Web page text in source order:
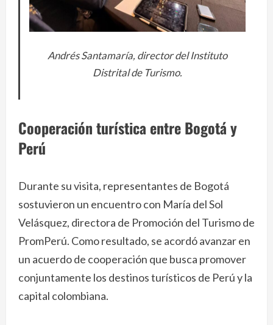
Andrés Santamaría, director del Instituto
Distrital de Turismo.
Cooperación turística entre Bogotá y
Perú
Durante su visita, representantes de Bogotá
sostuvieron un encuentro con María del Sol
Velásquez, directora de Promoción del Turismo de
PromPerú. Como resultado, se acordó avanzar en
un acuerdo de cooperación que busca promover
conjuntamente los destinos turísticos de Perú y la
capital colombiana.